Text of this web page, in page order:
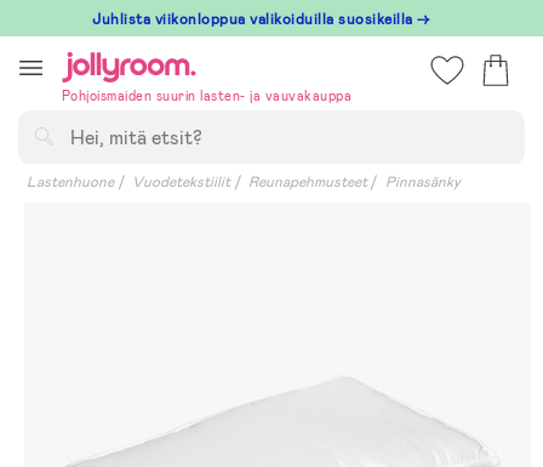
till
innehållet
Juhlista viikonloppua valikoiduilla suosikeilla →
Pohjoismaiden suurin lasten- ja vauvakauppa
Lastenhuone Vuodetekstiilit Reunapehmusteet Pinnasänky